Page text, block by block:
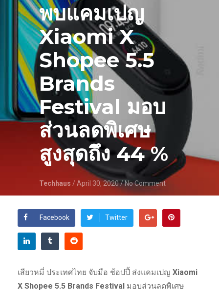
พบแคมเปญ
Xiaomi X
Shopee 5.5
Brands
Festival มอบ
ส่วนลดพิเศษ
สูงสุดถึง 44 %
Techhaus / April 30, 2020/ No Comment
Facebook Twitter
เสียวหมี่ ประเทศไทย จับมือ ช้อปปี้ ส่งแคมเปญ Xiaomi
X Shopee 5.5 Brands Festival มอบส่วนลดพิเศษ